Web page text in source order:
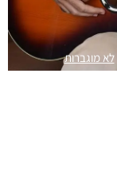
לא מוגברות